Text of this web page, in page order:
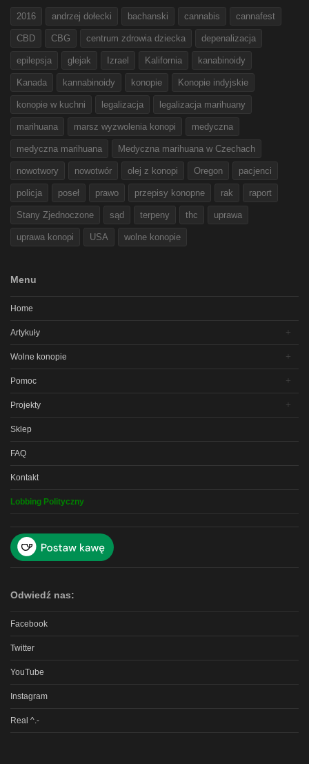
2016 andrzej dołecki bachanski cannabis cannafest
CBD CBG centrum zdrowia dziecka depenalizacja
epilepsja glejak Izrael Kalifornia kanabinoidy
Kanada kannabinoidy konopie Konopie indyjskie
konopie w kuchni legalizacja legalizacja marihuany
marihuana marsz wyzwolenia konopi medyczna
medyczna marihuana Medyczna marihuana w Czechach
nowotwory nowotwór olej z konopi Oregon pacjenci
policja poseł prawo przepisy konopne rak raport
Stany Zjednoczone sąd terpeny thc uprawa
uprawa konopi USA wolne konopie
Menu
Home
Artykuły
Wolne konopie
Pomoc
Projekty
Sklep
FAQ
Kontakt
Lobbing Polityczny
Odwiedź nas:
Facebook
Twitter
YouTube
Instagram
Real ^.-